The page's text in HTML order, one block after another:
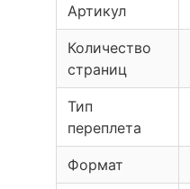
Артикул
Количество
страниц
Тип
переплета
Формат